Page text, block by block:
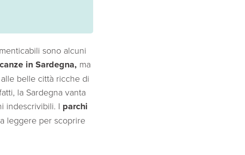
sono alcuni
in Sardegna, ma
belle città ricche di
la Sardegna vanta
indescrivibili. I parchi
leggere per scoprire